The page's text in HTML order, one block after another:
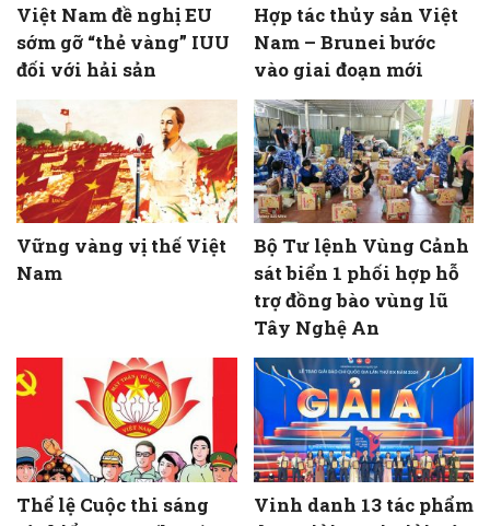
Việt Nam đề nghị EU
sớm gỡ “thẻ vàng” IUU
đối với hải sản
Hợp tác thủy sản Việt
Nam – Brunei bước
vào giai đoạn mới
Vững vàng vị thế Việt
Nam
Bộ Tư lệnh Vùng Cảnh
sát biển 1 phối hợp hỗ
trợ đồng bào vùng lũ
Tây Nghệ An
Thể lệ Cuộc thi sáng
Vinh danh 13 tác phẩm